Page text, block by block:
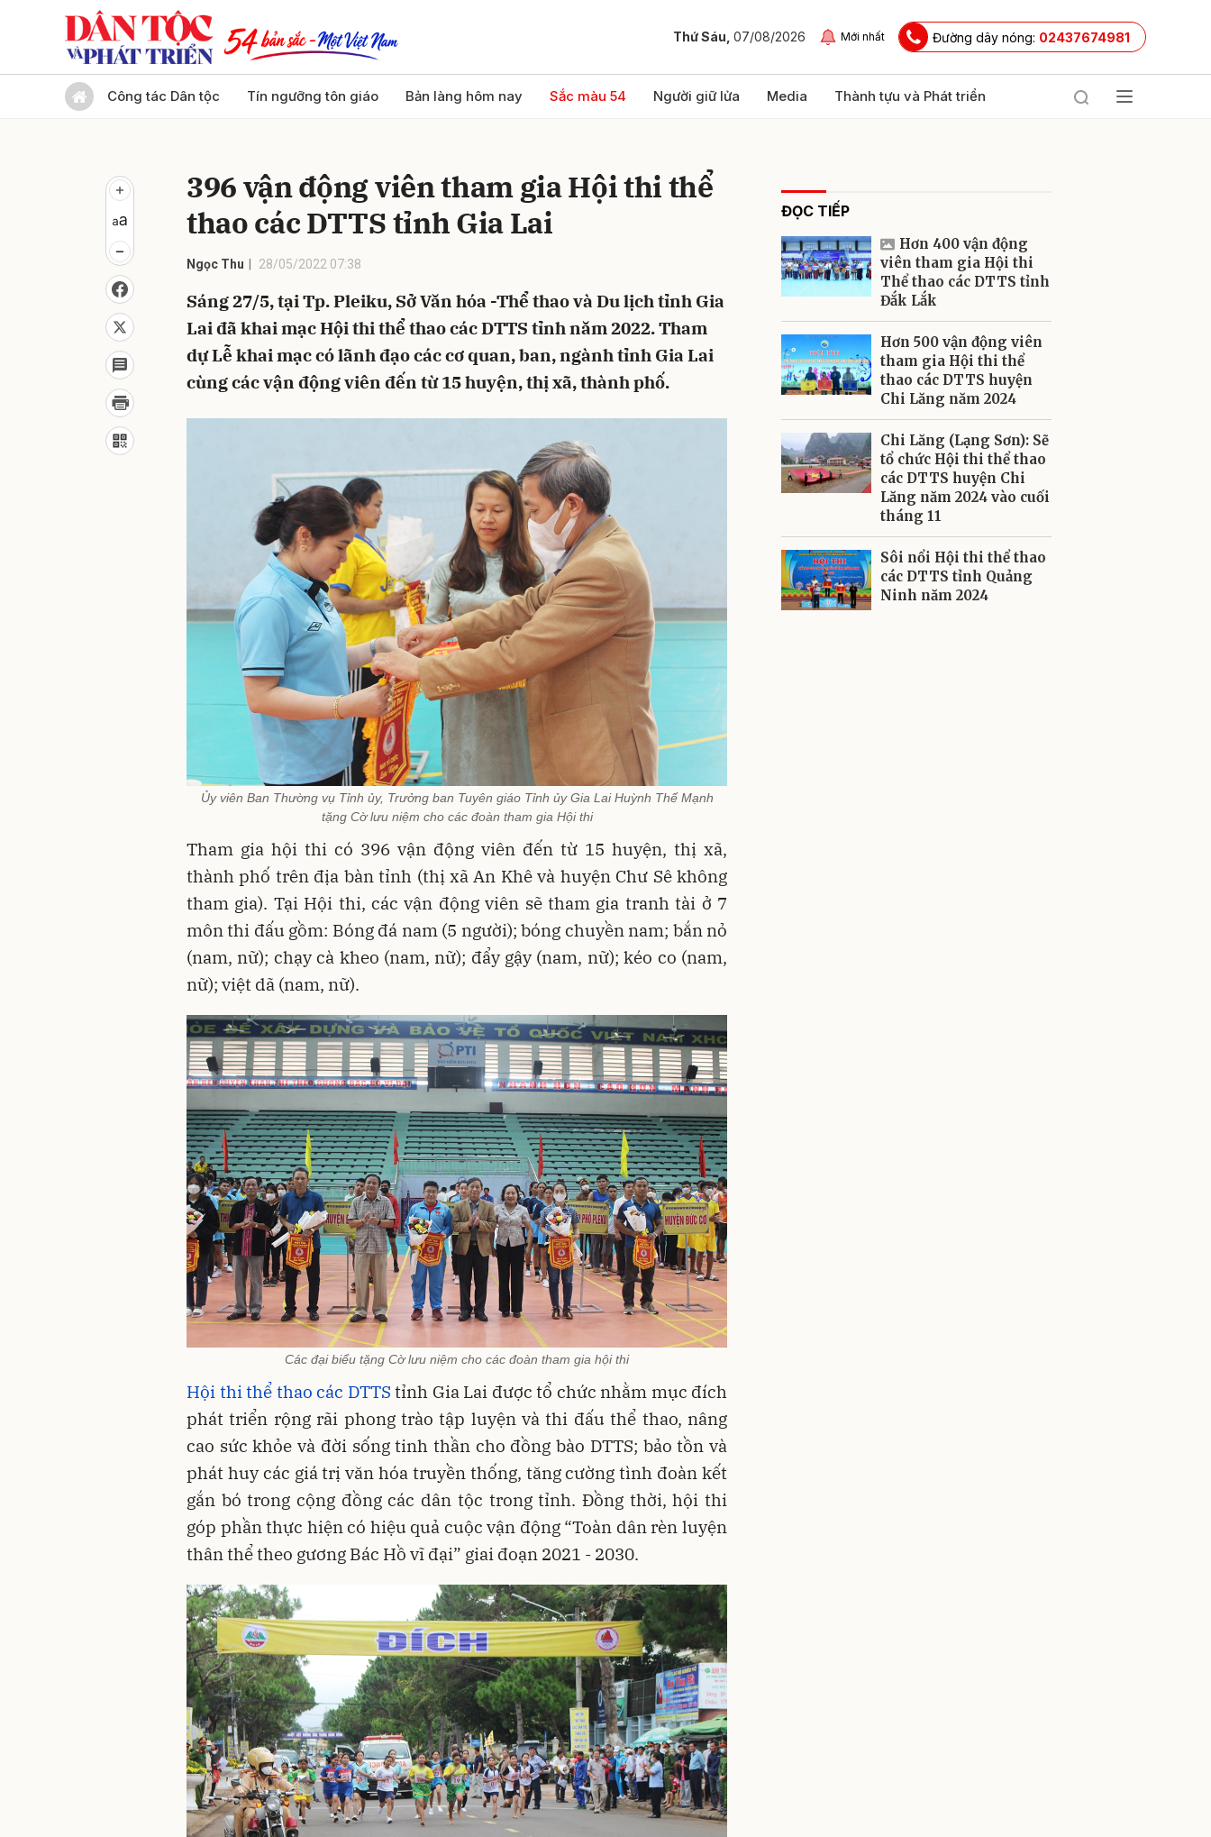
Thứ Sáu, 07/08/2026 Mới nhất Đường dây nóng: 02437674981
Công tác Dân tộc Tín ngưỡng tôn giáo Bản làng hôm nay Sắc màu 54 Người giữ lửa Media Thành tựu và Phát triển
396 vận động viên tham gia Hội thi thể
thao các DTTS tỉnh Gia Lai
Ngọc Thu 28/05/2022 07:38
Sáng 27/5, tại Tp. Pleiku, Sở Văn hóa -Thể thao và Du lịch tỉnh Gia
Lai đã khai mạc Hội thi thể thao các DTTS tỉnh năm 2022. Tham
dự Lễ khai mạc có lãnh đạo các cơ quan, ban, ngành tỉnh Gia Lai
cùng các vận động viên đến từ 15 huyện, thị xã, thành phố.
Ủy viên Ban Thường vụ Tỉnh ủy, Trưởng ban Tuyên giáo Tỉnh ủy Gia Lai Huỳnh Thế Mạnh
tặng Cờ lưu niệm cho các đoàn tham gia Hội thi
Tham gia hội thi có 396 vận động viên đến từ 15 huyện, thị xã,
thành phố trên địa bàn tỉnh (thị xã An Khê và huyện Chư Sê không
tham gia). Tại Hội thi, các vận động viên sẽ tham gia tranh tài ở 7
môn thi đấu gồm: Bóng đá nam (5 người); bóng chuyền nam; bắn nỏ
(nam, nữ); chạy cà kheo (nam, nữ); đẩy gậy (nam, nữ); kéo co (nam,
nữ); việt dã (nam, nữ).
Các đại biểu tặng Cờ lưu niệm cho các đoàn tham gia hội thi
Hội thi thể thao các DTTS tỉnh Gia Lai được tổ chức nhằm mục đích
phát triển rộng rãi phong trào tập luyện và thi đấu thể thao, nâng
cao sức khỏe và đời sống tinh thần cho đồng bào DTTS; bảo tồn và
phát huy các giá trị văn hóa truyền thống, tăng cường tình đoàn kết
gắn bó trong cộng đồng các dân tộc trong tỉnh. Đồng thời, hội thi
góp phần thực hiện có hiệu quả cuộc vận động “Toàn dân rèn luyện
thân thể theo gương Bác Hồ vĩ đại” giai đoạn 2021 - 2030.
ĐỌC TIẾP
Hơn 400 vận động
viên tham gia Hội thi
Thể thao các DTTS tỉnh
Đắk Lắk
Hơn 500 vận động viên
tham gia Hội thi thể
thao các DTTS huyện
Chi Lăng năm 2024
Chi Lăng (Lạng Sơn): Sẽ
tổ chức Hội thi thể thao
các DTTS huyện Chi
Lăng năm 2024 vào cuối
tháng 11
Sôi nổi Hội thi thể thao
các DTTS tỉnh Quảng
Ninh năm 2024
Gửi bình luận
Hủy Gửi